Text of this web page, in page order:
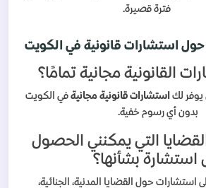
فترة قصيرة.
حول استشارات قانونية في الكويت
القانونية مجانية تمامًا؟
يوفر لك استشارات قانونية مجانية في الكويت
بدون أي رسوم خفية.
التي يمكنني الحصول
استشارة بشأنها؟
حول القضايا المدنية، الجنائية،